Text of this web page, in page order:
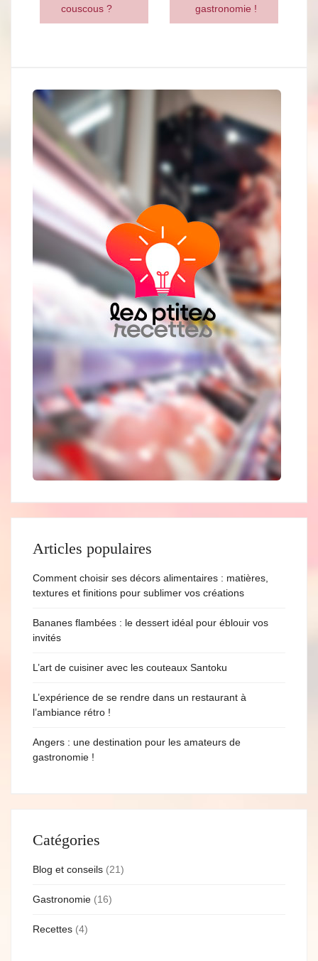
couscous ?
gastronomie !
Articles populaires
Comment choisir ses décors alimentaires : matières,
textures et finitions pour sublimer vos créations
Bananes flambées : le dessert idéal pour éblouir vos
invités
L’art de cuisiner avec les couteaux Santoku
L’expérience de se rendre dans un restaurant à
l’ambiance rétro !
Angers : une destination pour les amateurs de
gastronomie !
Catégories
Blog et conseils (21)
Gastronomie (16)
Recettes (4)